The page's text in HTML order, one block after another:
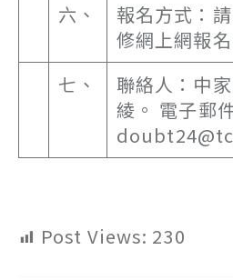
六、
報名方式：
修網上網報
七、
聯絡人：中
綾。 電子郵
Post Views: 230